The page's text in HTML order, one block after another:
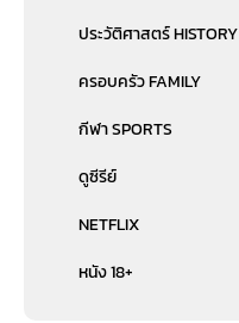
ประวัติศาสตร์ HISTORY
ครอบครัว FAMILY
กีฬา SPORTS
ดูซีรีย์
NETFLIX
หนัง 18+